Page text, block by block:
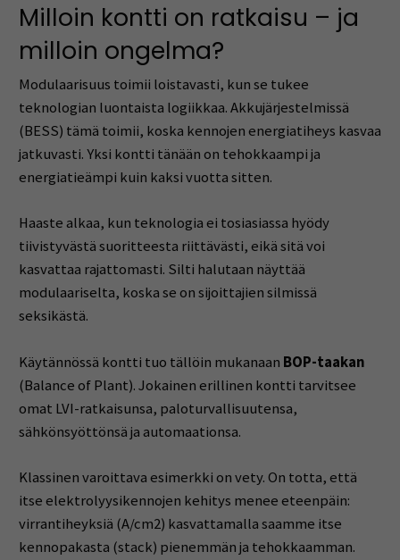
Milloin kontti on ratkaisu – ja
milloin ongelma?
Modulaarisuus toimii loistavasti, kun se tukee
teknologian luontaista logiikkaa. Akkujärjestelmissä
(BESS) tämä toimii, koska kennojen energiatiheys kasvaa
jatkuvasti. Yksi kontti tänään on tehokkaampi ja
energiatieämpi kuin kaksi vuotta sitten.
Haaste alkaa, kun teknologia ei tosiasiassa hyödy
tiivistyvästä suoritteesta riittävästi, eikä sitä voi
kasvattaa rajattomasti. Silti halutaan näyttää
modulaariselta, koska se on sijoittajien silmissä
seksikästä.
Käytännössä kontti tuo tällöin mukanaan BOP-taakan
(Balance of Plant). Jokainen erillinen kontti tarvitsee
omat LVI-ratkaisunsa, paloturvallisuutensa,
sähkönsyöttönsä ja automaationsa.
Klassinen varoittava esimerkki on vety. On totta, että
itse elektrolyysikennojen kehitys menee eteenpäin:
virrantiheyksiä (A/cm2) kasvattamalla saamme itse
kennopakasta (stack) pienemmän ja tehokkaamman.